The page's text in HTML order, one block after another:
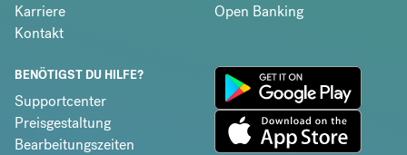
Karriere
Kontakt
Open Banking
BENÖTIGST DU HILFE?
Supportcenter
Preisgestaltung
Bearbeitungszeiten